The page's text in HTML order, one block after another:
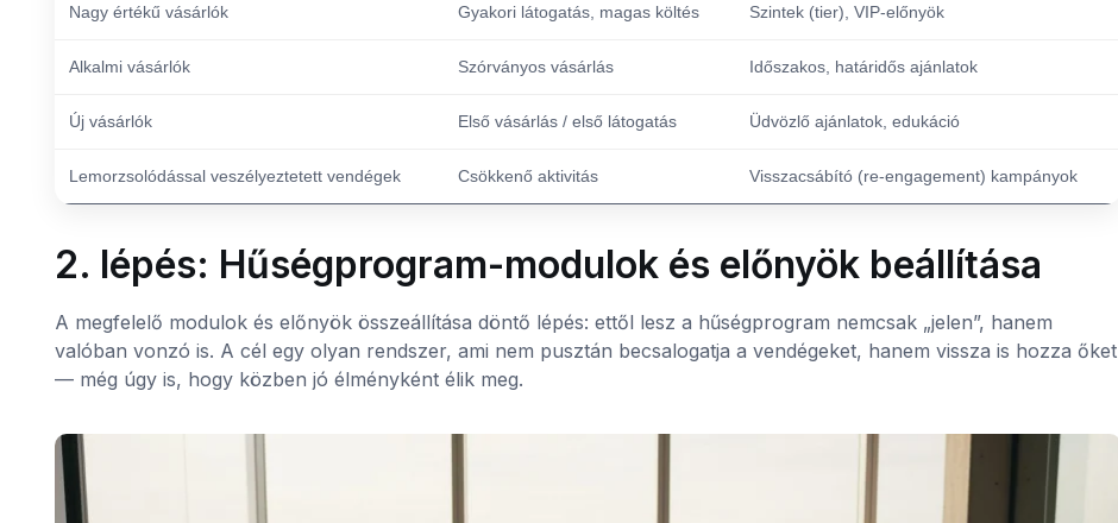
Nagy értékű vásárlók Gyakori látogatás, magas költés Szintek (tier), VIP-előnyök
Alkalmi vásárlók Szórványos vásárlás Időszakos, határidős ajánlatok
Új vásárlók Első vásárlás / első látogatás Üdvözlő ajánlatok, edukáció
Lemorzsolódással veszélyeztetett vendégek Csökkenő aktivitás Visszacsábító (re-engagement) kampányok
2. lépés: Hűségprogram-modulok és előnyök beállítása
A megfelelő modulok és előnyök összeállítása döntő lépés: ettől lesz a hűségprogram nemcsak „jelen”, hanem
valóban vonzó is. A cél egy olyan rendszer, ami nem pusztán becsalogatja a vendégeket, hanem vissza is hozza őket
— még úgy is, hogy közben jó élményként élik meg.